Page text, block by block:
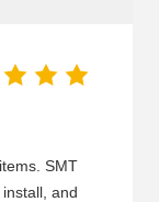
SMT
and